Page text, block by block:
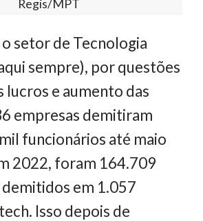
Regis/MPT
setor de Tecnologia
sempre), por questões
lucros e aumento das
empresas demitiram
funcionários até maio
2022, foram 164.709
em 1.057
Isso depois de